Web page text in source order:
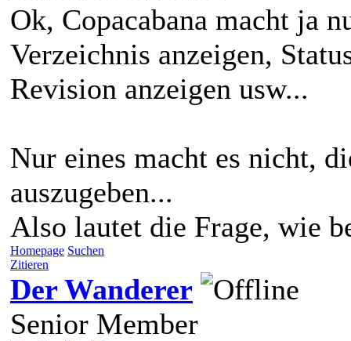
Ok, Copacabana macht ja
Verzeichnis anzeigen,
Revision anzeigen usw...
Nur eines macht es nicht,
auszugeben...
Also lautet die Frage, wie
Homepage Suchen
Zitieren
Der Wanderer
Senior Member